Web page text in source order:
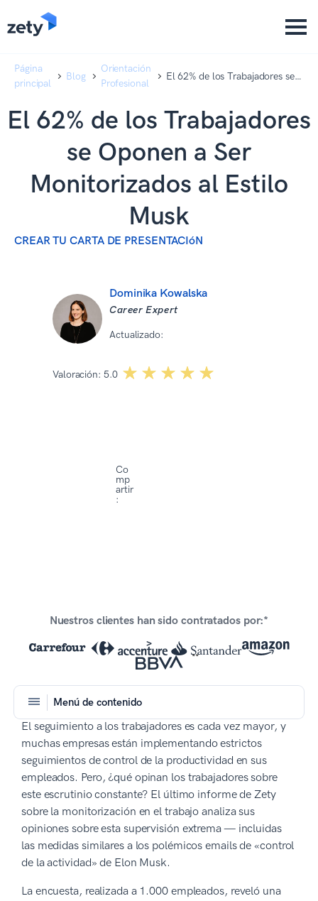
Página
principal
Blog
Orientación
Profesional
El 62% de los Trabajadores se
El 62% de los Trabajadores
se Oponen a Ser
Monitorizados al Estilo
Musk
CREAR TU CARTA DE PRESENTACIóN
Dominika Kowalska
Career Expert
Actualizado:
Valoración: 5.0 ☆☆☆☆☆
★★★★★
Co
mp
artir
:
Nuestros clientes han sido contratados por:*
Menú de contenido
El seguimiento a los trabajadores es cada vez mayor, y
muchas empresas están implementando estrictos
seguimientos de control de la productividad en sus
empleados. Pero, ¿qué opinan los trabajadores sobre
este escrutinio constante? El último informe de Zety
sobre la monitorización en el trabajo analiza sus
opiniones sobre esta supervisión extrema — incluidas
las medidas similares a los polémicos emails de «control
de la actividad» de Elon Musk.
La encuesta, realizada a 1.000 empleados, reveló una